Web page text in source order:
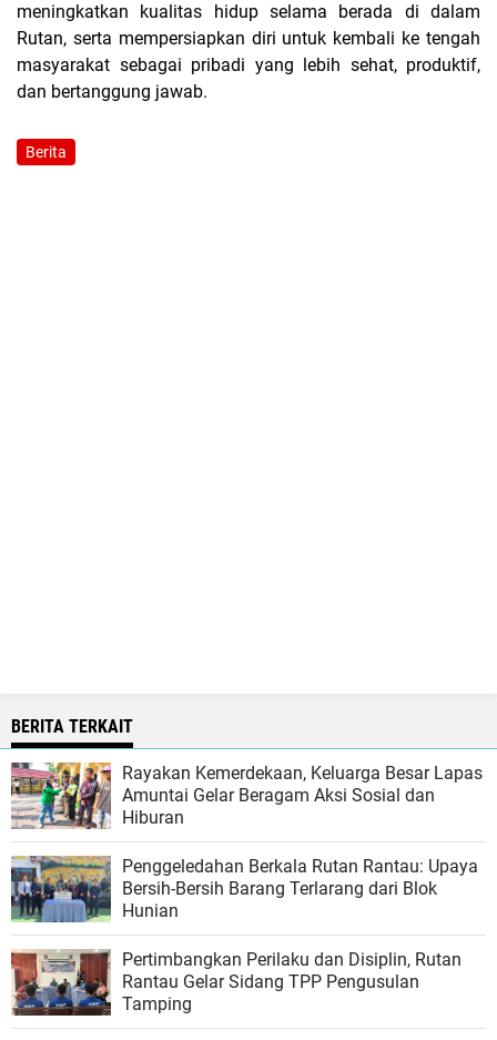
meningkatkan kualitas hidup selama berada di dalam
Rutan, serta mempersiapkan diri untuk kembali ke tengah
masyarakat sebagai pribadi yang lebih sehat, produktif,
dan bertanggung jawab.
Berita
BERITA TERKAIT
Rayakan Kemerdekaan, Keluarga Besar Lapas
Amuntai Gelar Beragam Aksi Sosial dan
Hiburan
Penggeledahan Berkala Rutan Rantau: Upaya
Bersih-Bersih Barang Terlarang dari Blok
Hunian
Pertimbangkan Perilaku dan Disiplin, Rutan
Rantau Gelar Sidang TPP Pengusulan
Tamping